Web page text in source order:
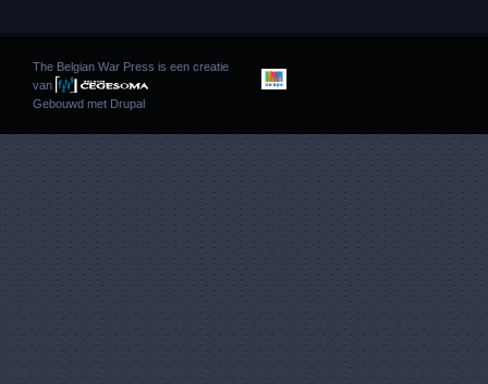
The Belgian War Press is een creatie
van
Gebouwd met Drupal